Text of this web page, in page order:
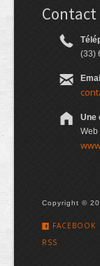
(33)
Une
Web
Copyright ©
FACEBOOK
RSS